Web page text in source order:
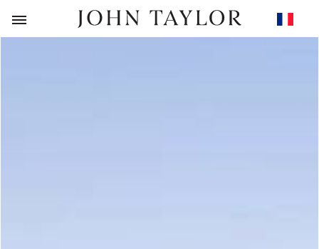
RETOUR